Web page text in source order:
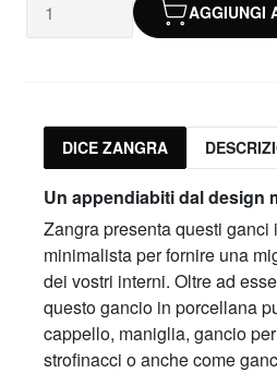
AGGIUNGI
DICE ZANGRA
Un appendiabiti dal design
Zangra presenta questi
minimalista per fornire una
dei vostri interni. Oltre ad
questo gancio in porcellana
cappello, maniglia, gancio
strofinacci o anche come